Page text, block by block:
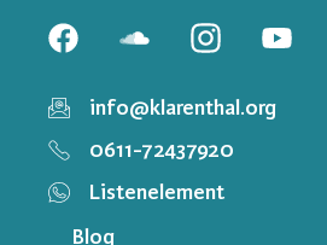
info@klarenthal.org
0611-72437920
Listenelement
Blog